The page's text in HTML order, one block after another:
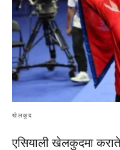
खेलकुद
एसियाली खेलकुदमा